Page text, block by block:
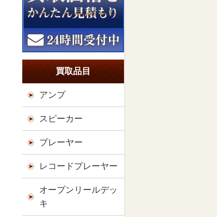
買取品目
アンプ
スピーカー
プレーヤー
レコードプレーヤー
オープンリールデッ
キ